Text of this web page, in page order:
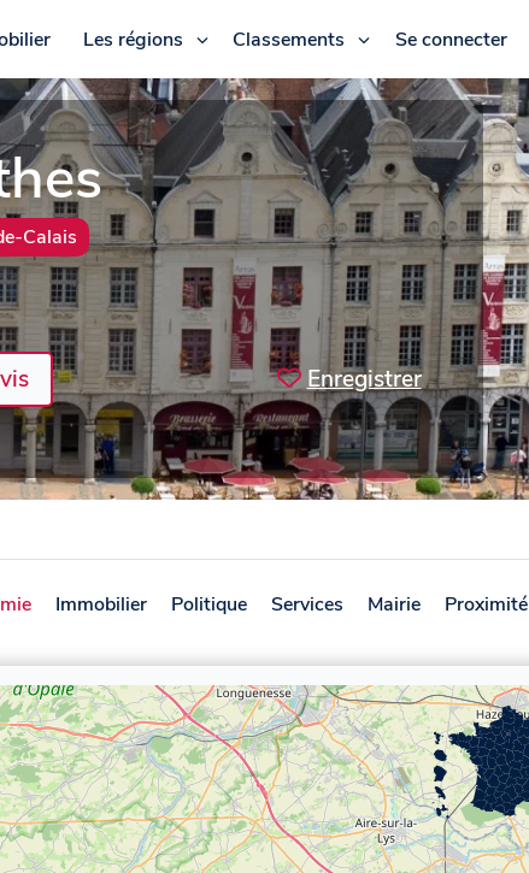
Les régions Classements Se connecter
Calais
Enregistrer
Immobilier Politique Services Mairie Proximité